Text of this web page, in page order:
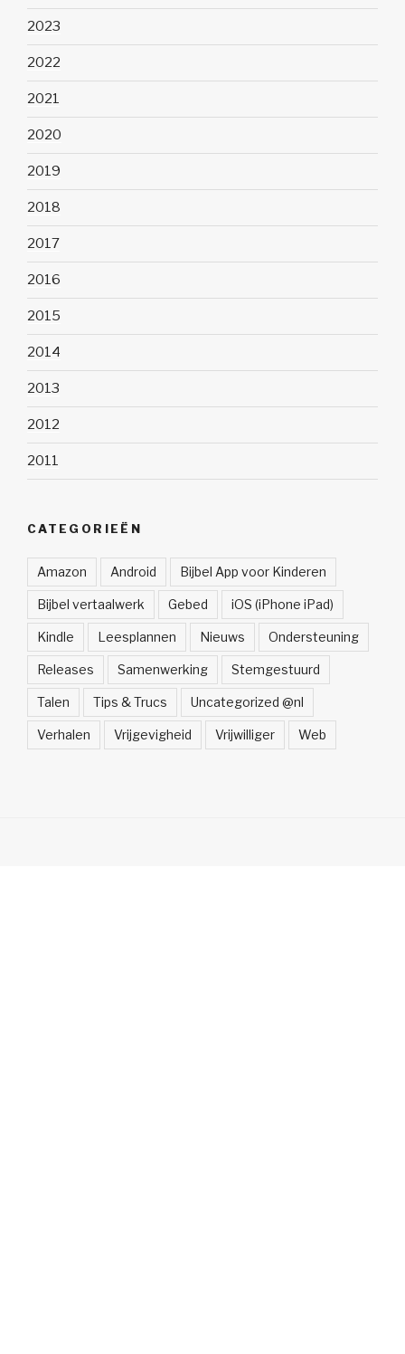
2023
2022
2021
2020
2019
2018
2017
2016
2015
2014
2013
2012
2011
CATEGORIEËN
Amazon Android Bijbel App voor Kinderen
Bijbel vertaalwerk Gebed iOS (iPhone iPad)
Kindle Leesplannen Nieuws Ondersteuning
Releases Samenwerking Stemgestuurd
Talen Tips & Trucs Uncategorized @nl
Verhalen Vrijgevigheid Vrijwilliger Web